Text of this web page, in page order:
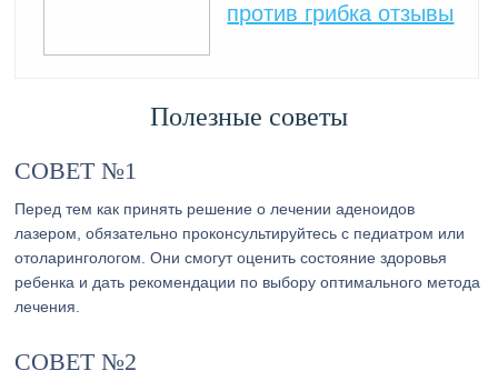
против грибка отзывы
Полезные советы
СОВЕТ №1
Перед тем как принять решение о лечении аденоидов
лазером, обязательно проконсультируйтесь с педиатром или
отоларингологом. Они смогут оценить состояние здоровья
ребенка и дать рекомендации по выбору оптимального метода
лечения.
СОВЕТ №2